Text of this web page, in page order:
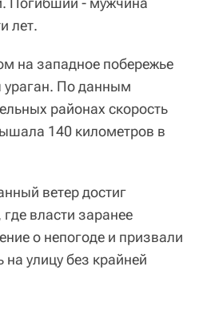
лет.
на западное побережье
По данным
районах скорость
140 километров в
ветер достиг
власти заранее
о непогоде и призвали
улицу без крайней